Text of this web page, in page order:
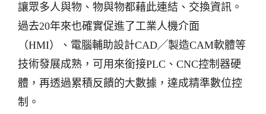
讓眾多人與物、物與物都藉此連結、交換資訊。
過去20年來也確實促進了工業人機介面
（HMI）、電腦輔助設計CAD╱製造CAM軟體等
技術發展成熟，可用來銜接PLC、CNC控制器硬
體，再透過累積反饋的大數據，達成精準數位控
制。